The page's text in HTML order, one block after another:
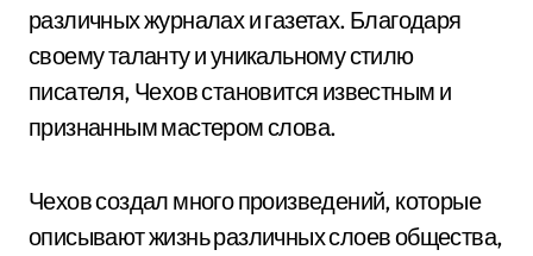
различных журналах и газетах. Благодаря
своему таланту и уникальному стилю
писателя, Чехов становится известным и
признанным мастером слова.
Чехов создал много произведений, которые
описывают жизнь различных слоев общества,